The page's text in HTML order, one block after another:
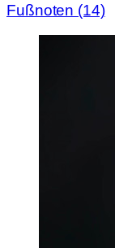
Fußnoten (14)